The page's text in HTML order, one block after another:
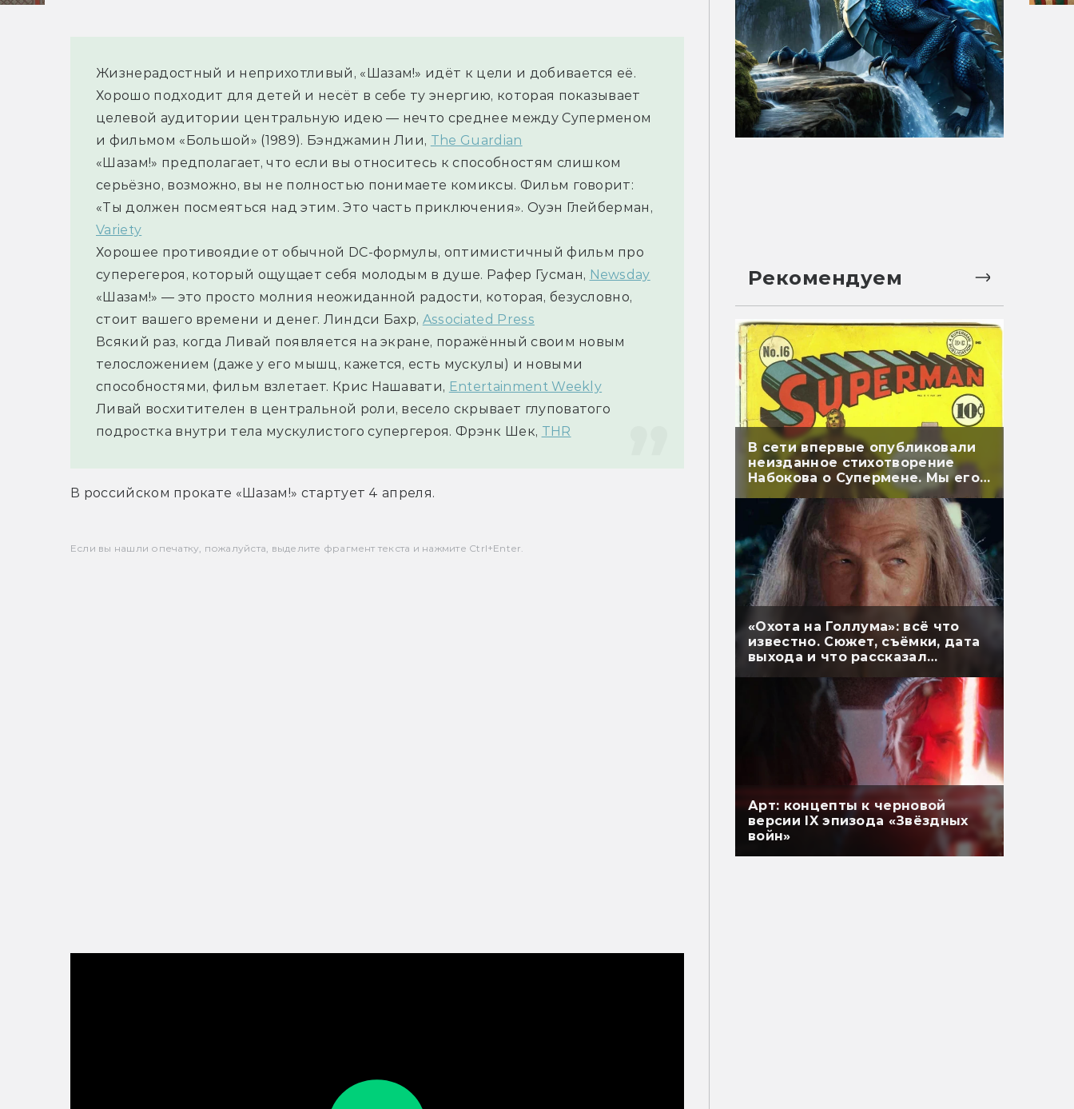
Жизнерадостный и неприхотливый, «Шазам!» идёт к цели и добивается её.
Хорошо подходит для детей и несёт в себе ту энергию, которая показывает
целевой аудитории центральную идею — нечто среднее между Суперменом
и фильмом «Большой» (1989). Бэнджамин Лии, The Guardian
«Шазам!» предполагает, что если вы относитесь к способностям слишком
серьёзно, возможно, вы не полностью понимаете комиксы. Фильм говорит:
«Ты должен посмеяться над этим. Это часть приключения».
Variety
Хорошее противоядие от обычной DC-формулы, оптимистичный фильм про
суперегероя, который ощущает себя молодым в душе. Рафер Гусман, Newsday
«Шазам!» — это просто молния неожиданной радости, которая, безусловно,
стоит вашего времени и денег. Линдси Бахр, Associated Press
Всякий раз, когда Ливай появляется на экране, поражённый своим новым
телосложением (даже у его мышц, кажется, есть мускулы) и новыми
способностями, фильм взлетает. Крис Нашавати, Entertainment Weekly
Ливай восхитителен в центральной роли, весело скрывает глуповатого
подростка внутри тела мускулистого супергероя. Фрэнк Шек, THR
В российском прокате «Шазам!» стартует 4 апреля.
Если вы нашли опечатку, пожалуйста, выделите фрагмент текста и нажмите Ctrl+Enter.
Рекомендуем
В сети впервые опубликовали
неизданное стихотворение
Набокова о Супермене. Мы его
перевели
«Охота на Голлума»: всё что
известно. Сюжет, съёмки, дата
выхода и что рассказал
Арт: концепты к черновой
версии IX эпизода «Звёздных
войн»